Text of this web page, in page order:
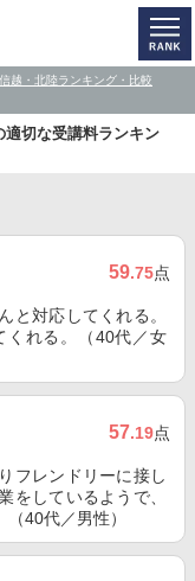
越・北陸ランキング・比較
適切な受講料ランキン
59.75点
と対応してくれる。
くれる。（40代／女
57.19点
フレンドリーに接し
をしているようで、
40代／男性）